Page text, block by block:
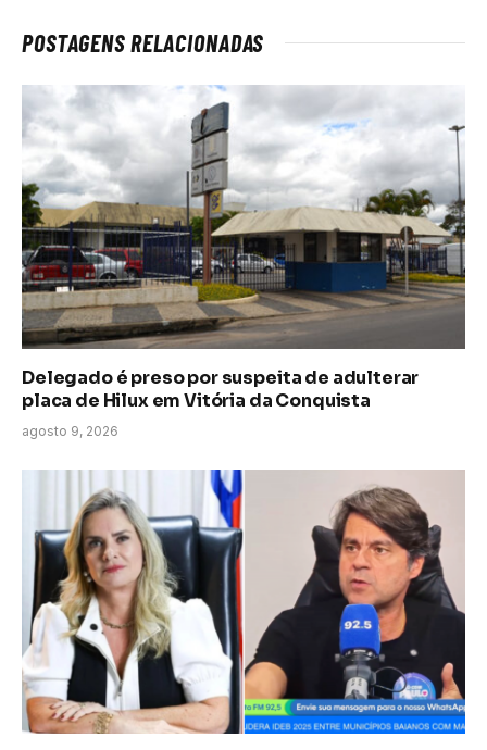
POSTAGENS RELACIONADAS
Delegado é preso por suspeita de adulterar
placa de Hilux em Vitória da Conquista
agosto 9, 2026